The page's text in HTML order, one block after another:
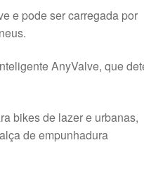
e pode ser carregada por
AnyValve, que
bikes de lazer e urbanas,
de empunhadura